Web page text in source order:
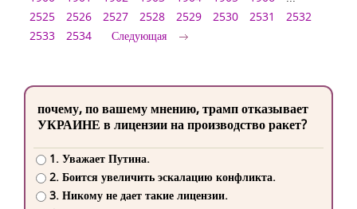
2525
2526 2527 2528 2529 2530 2531
2532
2533
2534 Следующая
почему, по вашему мнению, трамп отказывает
УКРАИНЕ в лицензии на производство ракет?
1. Уважает Путина.
2. Боится увеличить эскалацию конфликта.
3. Никому не дает такие лицензии.